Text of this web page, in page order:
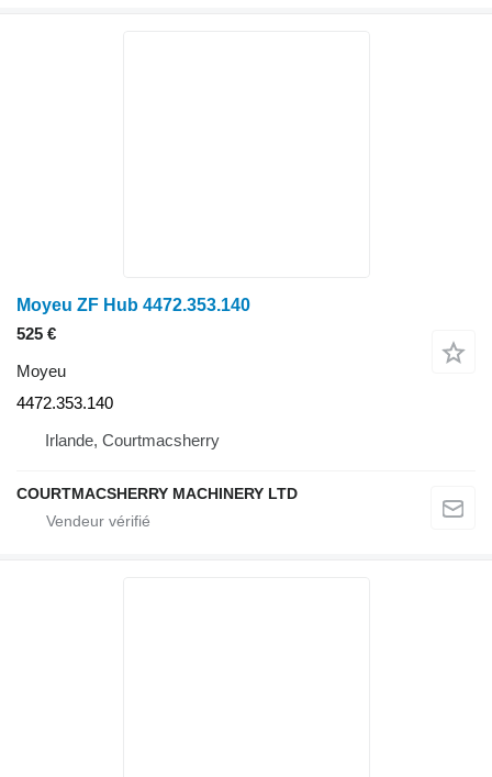
Moyeu ZF Hub 4472.353.140
525 €
Moyeu
4472.353.140
Irlande, Courtmacsherry
COURTMACSHERRY MACHINERY LTD